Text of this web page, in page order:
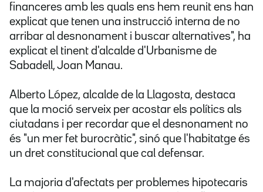
financeres amb les quals ens hem reunit ens han
explicat que tenen una instrucció interna de no
arribar al desnonament i buscar alternatives", ha
explicat el tinent d'alcalde d'Urbanisme de
Sabadell, Joan Manau.
Alberto López, alcalde de la Llagosta, destaca
que la moció serveix per acostar els polítics als
ciutadans i per recordar que el desnonament no
és "un mer fet burocràtic", sinó que l'habitatge és
un dret constitucional que cal defensar.
La majoria d'afectats per problemes hipotecaris